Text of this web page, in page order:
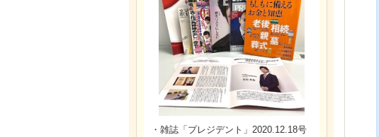
・雑誌「プレジデント」2020.12.18号